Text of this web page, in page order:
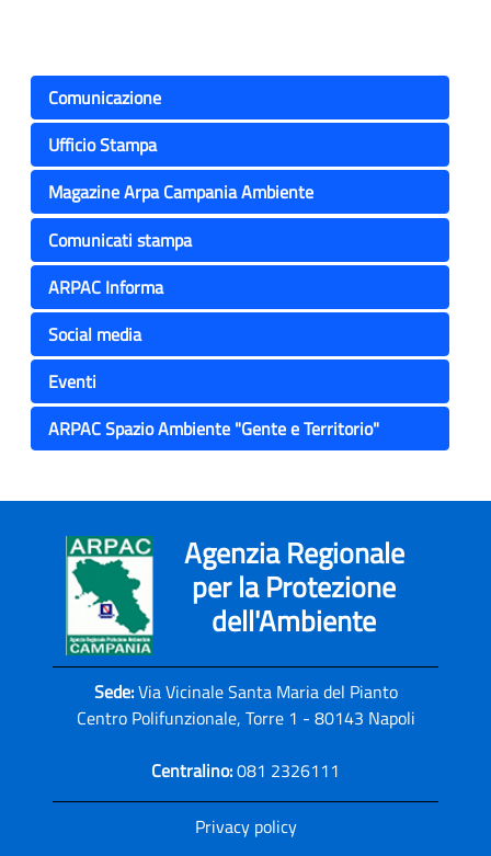
Comunicazione
Ufficio Stampa
Magazine Arpa Campania Ambiente
Comunicati stampa
ARPAC Informa
Social media
Eventi
ARPAC Spazio Ambiente "Gente e Territorio"
Agenzia Regionale
per la Protezione
dell'Ambiente
Sede:Via Vicinale Santa Maria del Pianto
Centro Polifunzionale, Torre 1 - 80143 Napoli
Centralino:081 2326111
Privacy policy